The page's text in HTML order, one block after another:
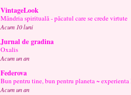
VintageLook
Mândria spirituală - păcatul care se crede virtute
Acum 10 luni
Jurnal de gradina
Oxalis
Acum un an
Federova
Bun pentru tine, bun pentru planeta ~ experienta
Acum un an